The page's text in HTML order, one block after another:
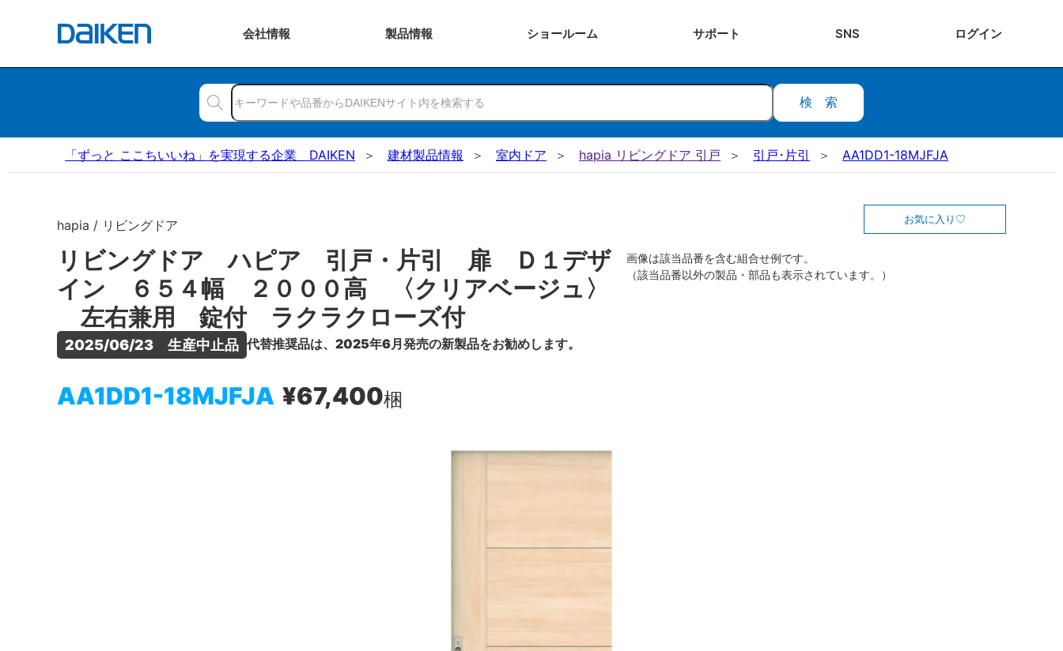
会社情報 製品情報 ショールーム サポート SNS ログイン
検索
「ずっと ここちいいね」を実現する企業 DAIKEN 建材製品情報 室内ドア hapia リビングドア 引戸 引戸･片引 AA1DD1-18MJFJA
hapia / リビングドア
リビングドア ハピア 引戸・片引 扉 Ｄ１デザ
イン ６５４幅 ２０００高 〈クリアベージュ〉
左右兼用 錠付 ラクラクローズ付
2025/06/23　生産中止品 代替推奨品は、2025年6月発売の新製品をお勧めします。
AA1DD1-18MJFJA ¥67,400梱
お気に入り
画像は該当品番を含む組合せ例です。
（該当品番以外の製品・部品も表示されています。）